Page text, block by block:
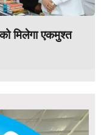
मिलेगा एकमुश्त